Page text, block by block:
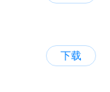
下载